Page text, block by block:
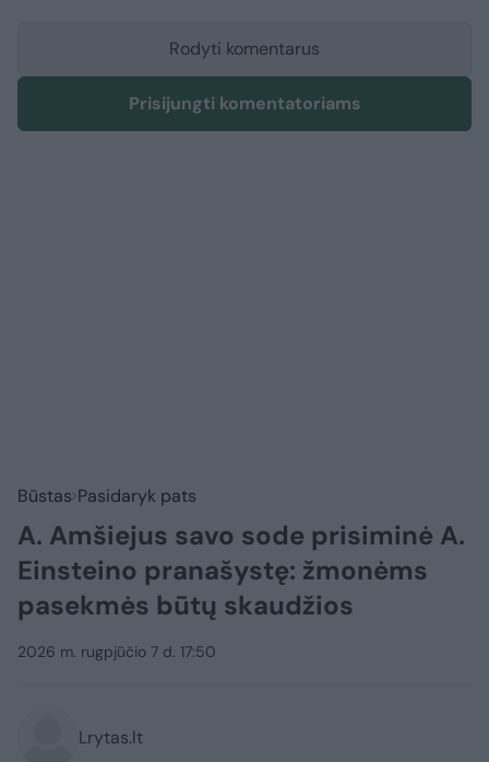
Rodyti komentarus
Prisijungti komentatoriams
Būstas Pasidaryk pats
A. Amšiejus savo sode prisiminė A.
Einsteino pranašystę: žmonėms
pasekmės būtų skaudžios
2026 m. rugpjūčio 7 d. 17:50
Lrytas.lt